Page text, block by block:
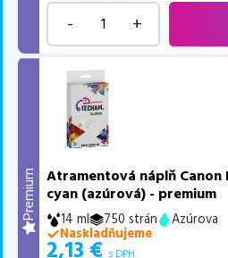
- +
Premium
Atramentová náplň Canon
cyan (azúrová) - premium
14 ml 750 strán
Azúrova
Naskladňujeme
2,13 € s DPH